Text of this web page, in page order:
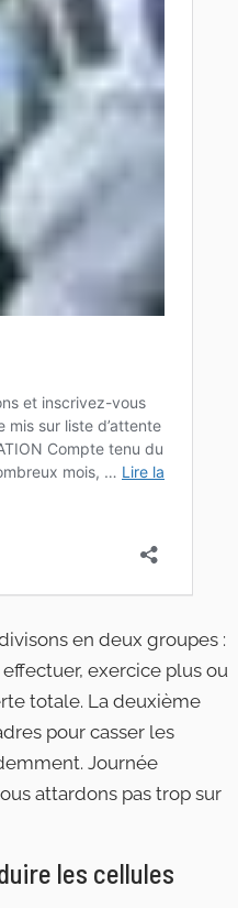
en deux groupes :
exercice plus ou
totale. La deuxième
pour casser les
Journée
attardons pas trop sur
les cellules